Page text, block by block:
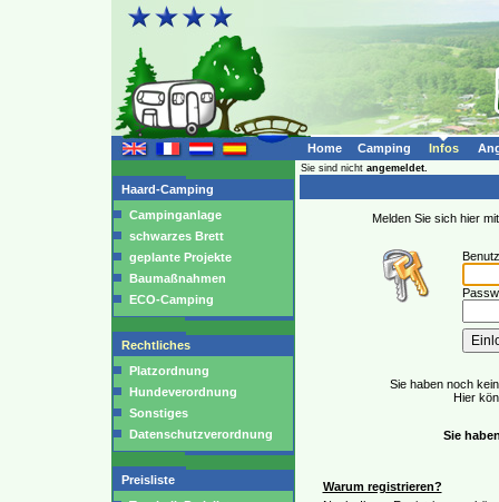
Home Camping Infos
Haard-Camping
Campinganlage
schwarzes Brett
geplante Projekte
Baumaßnahmen
ECO-Camping
Rechtliches
Platzordnung
Hundeverordnung
Sonstiges
Datenschutzverordnung
Preisliste
Sie sind nicht angemeldet.
Melden Sie sich hier
Sie haben noch
Hier
Sie
Warum registrieren?